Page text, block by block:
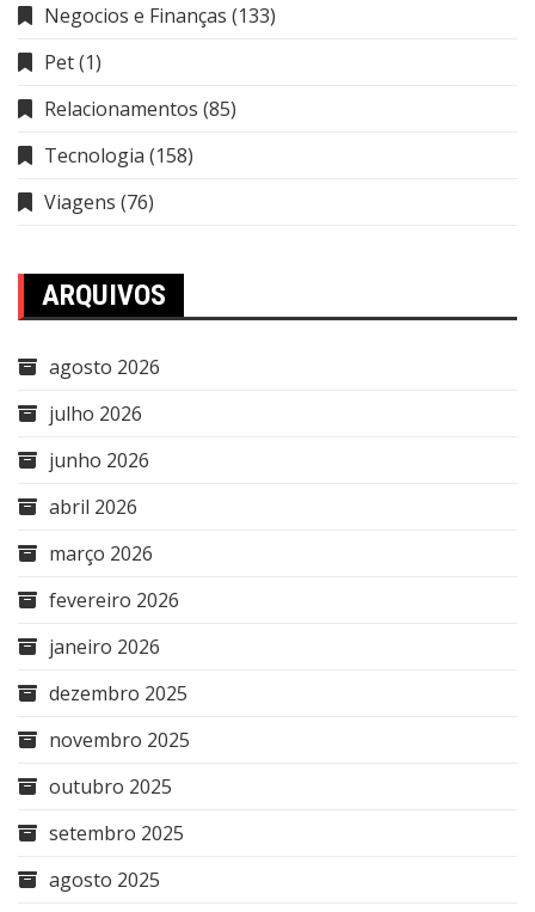
Negocios e Finanças (133)
Pet(1)
Relacionamentos (85)
Tecnologia (158)
Viagens (76)
ARQUIVOS
agosto 2026
julho 2026
junho 2026
abril 2026
março 2026
fevereiro 2026
janeiro 2026
dezembro 2025
novembro 2025
outubro 2025
setembro 2025
agosto 2025